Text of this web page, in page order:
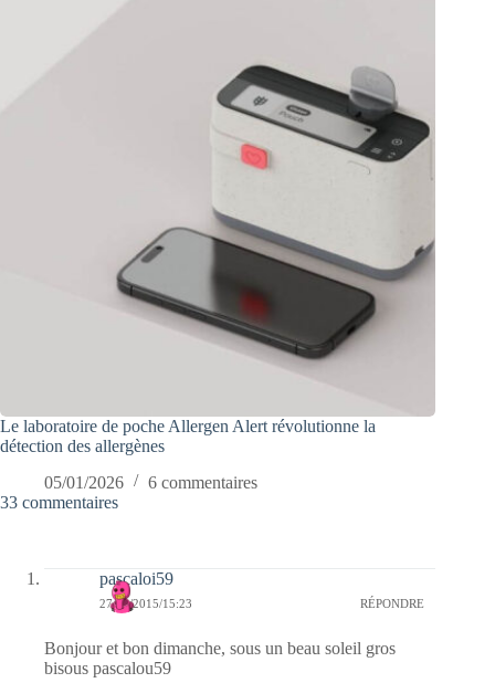
Le laboratoire de poche Allergen Alert révolutionne la
détection des allergènes
05/01/2026
6 commentaires
33 commentaires
pascaloi59
27/09/2015/15:23 RÉPONDRE
Bonjour et bon dimanche, sous un beau soleil gros
bisous pascalou59